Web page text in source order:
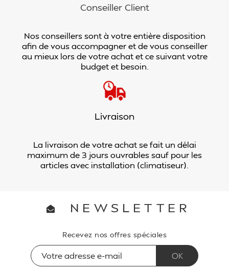
Conseiller Client
Nos conseillers sont à votre entière disposition
afin de vous accompagner et de vous conseiller
au mieux lors de votre achat et ce suivant votre
budget et besoin.
Livraison
La livraison de votre achat se fait un délai
maximum de 3 jours ouvrables sauf pour les
articles avec installation (climatiseur).
NEWSLETTER
Recevez nos offres spéciales